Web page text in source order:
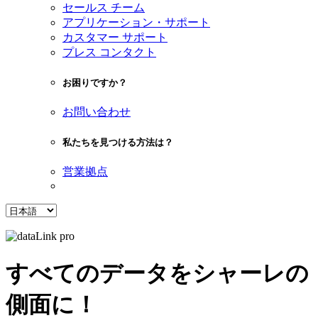
セールス チーム
アプリケーション・サポート
カスタマー サポート
プレス コンタクト
お困りですか？
お問い合わせ
私たちを見つける方法は？
営業拠点
すべてのデータをシャーレの
側面に！